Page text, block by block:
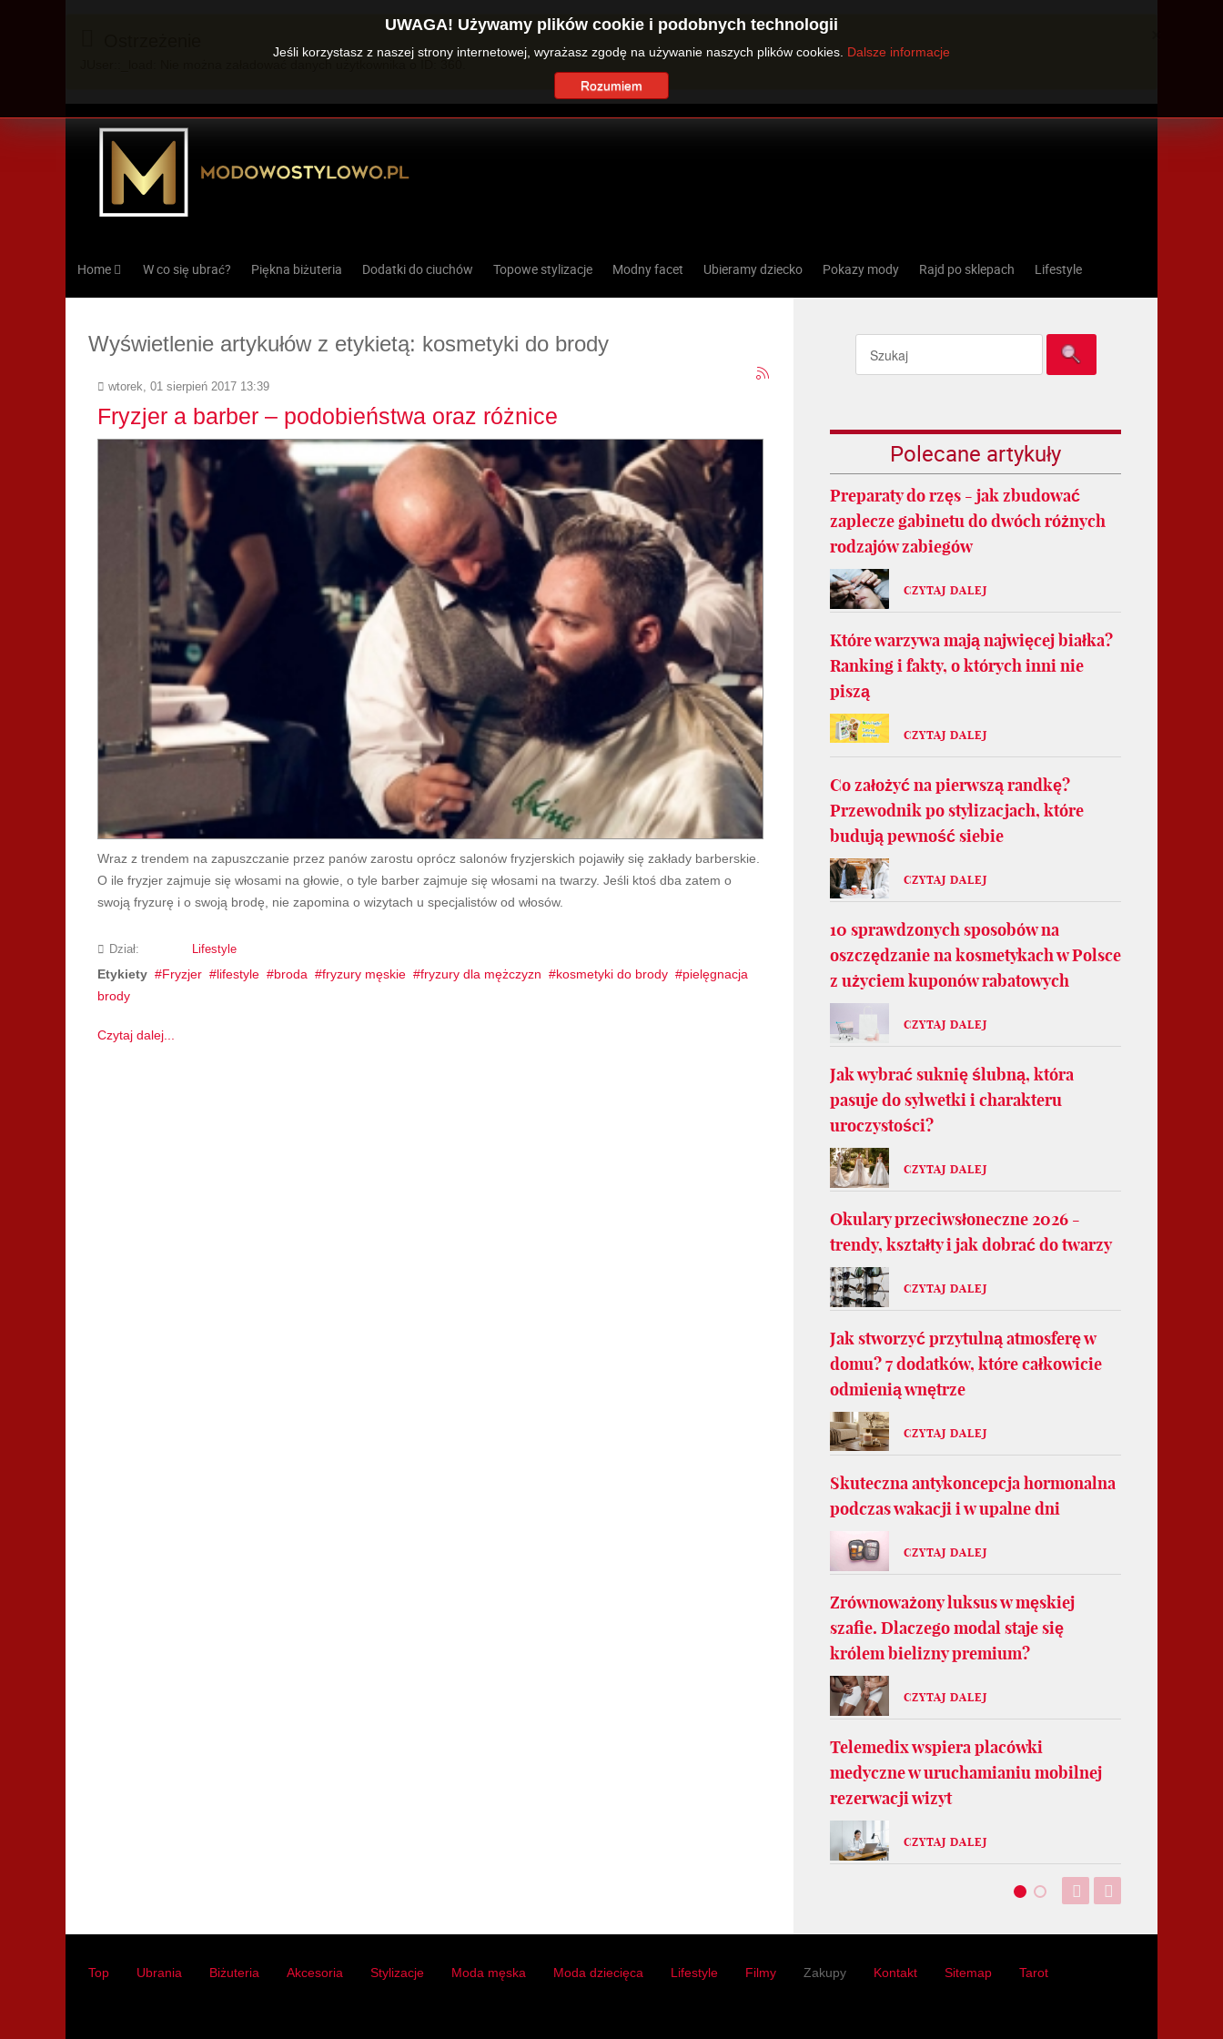
Home W co się ubrać? Piękna biżuteria Dodatki do ciuchów Topowe stylizacje Modny facet Ubieramy dziecko Pokazy mody Rajd po sklepach Lifestyle
Wyświetlenie artykułów z etykietą: kosmetyki do brody
wtorek, 01 sierpień 2017 13:39
Fryzjer a barber – podobieństwa oraz różnice
Wraz z trendem na zapuszczanie przez panów zarostu oprócz salonów fryzjerskich pojawiły się zakłady barberskie.
O ile fryzjer zajmuje się włosami na głowie, o tyle barber zajmuje się włosami na twarzy. Jeśli ktoś dba zatem o
swoją fryzurę i o swoją brodę, nie zapomina o wizytach u specjalistów od włosów.
Dział: Lifestyle
Etykiety Fryzjer lifestyle broda fryzury męskie fryzury dla mężczyzn kosmetyki do brody
pielęgnacja
brody
Czytaj dalej...
Polecane artykuły
Preparaty do rzęs - jak zbudować
zaplecze gabinetu do dwóch różnych
rodzajów zabiegów
CZYTAJ DALEJ
Które warzywa mają najwięcej białka?
Ranking i fakty, o których inni nie
piszą
CZYTAJ DALEJ
Co założyć na pierwszą randkę?
Przewodnik po stylizacjach, które
budują pewność siebie
CZYTAJ DALEJ
10 sprawdzonych sposobów na
oszczędzanie na kosmetykach w Polsce
z użyciem kuponów rabatowych
CZYTAJ DALEJ
Jak wybrać suknię ślubną, która
pasuje do sylwetki i charakteru
uroczystości?
CZYTAJ DALEJ
Okulary przeciwsłoneczne 2026 -
trendy, kształty i jak dobrać do twarzy
CZYTAJ DALEJ
Jak stworzyć przytulną atmosferę w
domu? 7 dodatków, które całkowicie
odmienią wnętrze
CZYTAJ DALEJ
Skuteczna antykoncepcja hormonalna
podczas wakacji i w upalne dni
CZYTAJ DALEJ
Zrównoważony luksus w męskiej
szafie. Dlaczego modal staje się
królem bielizny premium?
CZYTAJ DALEJ
Telemedix wspiera placówki
medyczne w uruchamianiu mobilnej
rezerwacji wizyt
CZYTAJ DALEJ
Top Ubrania Biżuteria Akcesoria Stylizacje Moda męska Moda dziecięca Lifestyle Filmy Zakupy Kontakt Sitemap Tarot
UWAGA! Używamy plików cookie i podobnych technologii
Jeśli korzystasz z naszej strony internetowej, wyrażasz zgodę na używanie naszych plików cookies. Dalsze informacje
Rozumiem